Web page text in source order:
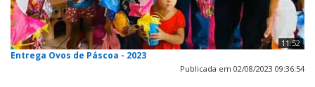
11:52
Entrega Ovos de Páscoa - 2023
Publicada em 02/08/2023 09:36:54